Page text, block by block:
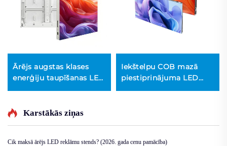
Ārējs augstas klases
enerģiju taupīšanas LED
ekrāns
Iekštelpu COB mazā
piestiprinājuma LED
ekrāns
Karstākās ziņas
Cik maksā ārējs LED reklāmu stends? (2026. gada cenu pamācība)